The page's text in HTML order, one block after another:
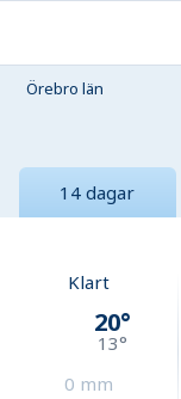
Örebro län
14 dagar
Klart
20°
13°
0 mm